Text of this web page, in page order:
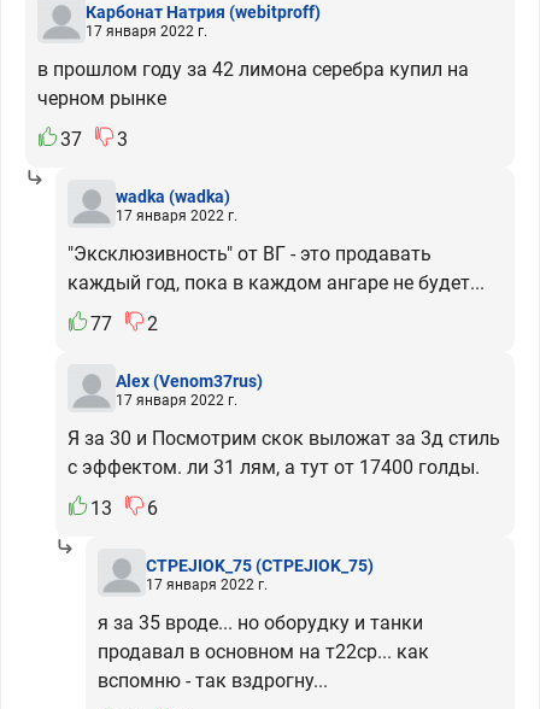
Карбонат Натрия (webitproff)
17 января 2022 г.
в прошлом году за 42 лимона серебра купил на
черном рынке
37
3
wadka (wadka)
17 января 2022 г.
"Эксклюзивность" от ВГ - это продавать
каждый год, пока в каждом ангаре не будет...
77
2
Alex(Venom37rus)
17 января 2022 г.
Я за 30 и Посмотрим скок выложат за 3д стиль
с эффектом. ли 31 лям, а тут от 17400 голды.
13
6
CTPEJIOK_75(CTPEJIOK_75)
17 января 2022 г.
я за 35 вроде... но оборудку и танки
продавал в основном на т22ср... как
вспомню - так вздрогну...